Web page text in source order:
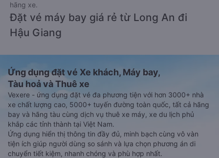
hãng xe.
Đặt vé máy bay giá rẻ từ Long An đi
Hậu Giang
Ứng dụng đặt vé Xe khách, Máy bay,
Tàu hoả và Thuê xe
Vexere - ứng dụng đặt vé đa phương tiện với hơn 3000+ nhà
xe chất lượng cao, 5000+ tuyến đường toàn quốc, tất cả hãng
bay và hãng tàu cùng dịch vụ thuê xe máy, xe du lịch phủ
khắp các tỉnh thành tại Việt Nam.
Ứng dụng hiển thị thông tin đầy đủ, minh bạch cùng vô vàn
tiện ích giúp người dùng so sánh và lựa chọn phương án di
chuyển tiết kiệm, nhanh chóng và phù hợp nhất.